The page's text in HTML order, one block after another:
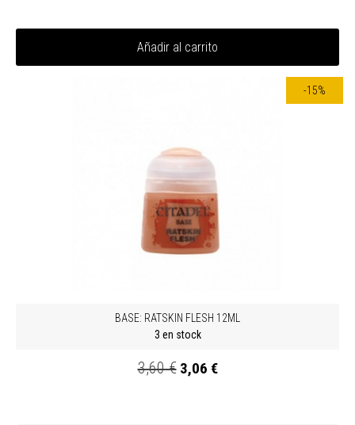
Añadir al carrito
-15%
BASE: RATSKIN FLESH 12ML
3 en stock
3,60 € 3,06 €